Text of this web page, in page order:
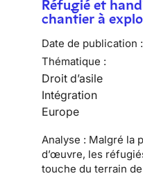
Réfugié et
chantier à
Date de publication :
Thématique :
Droit d’asile
Intégration
Europe
Analyse : Malgré la
d’œuvre, les
touche du terrain